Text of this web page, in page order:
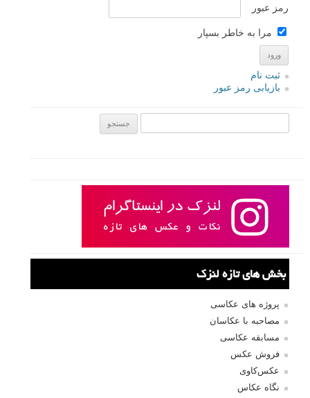
رمز عبور
مرا به خاطر بسپار
ثبت نام
بازیابی رمز عبور
بخش های تازه لنزک
پروژه های عکاسی
مصاحبه با عکاسان
مسابقه عکاسی
فروش عکس
عکس‌کاوی
نگاه عکاس